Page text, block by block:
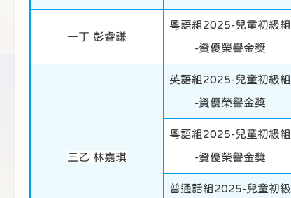
一丁 彭睿謙
粵語組2025-兒童初級組
-資優榮譽金獎
三乙 林嘉琪
英語組2025-兒童初級組
-資優榮譽金獎
粵語組2025-兒童初級組
-資優榮譽金獎
普通話組2025-兒童初級